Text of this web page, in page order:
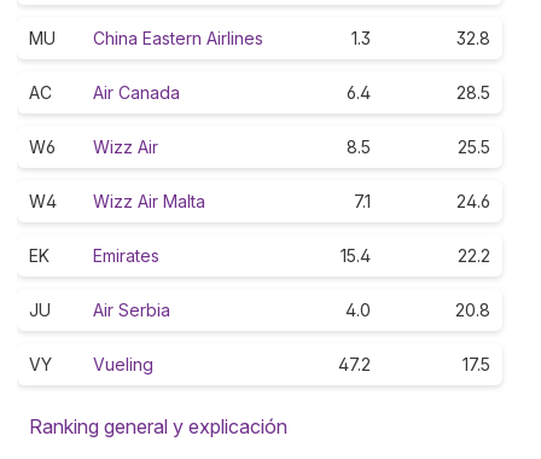
MU China Eastern Airlines 1.3 32.8
AC Air Canada 6.4 28.5
W6 Wizz Air 8.5 25.5
W4 Wizz Air Malta 7.1 24.6
EK Emirates 15.4 22.2
JU Air Serbia 4.0 20.8
VY Vueling 47.2 17.5
Ranking general y explicación